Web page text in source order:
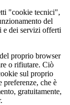
"cookie tecnici",
del
e dei servizi offerti
proprio browser
o rifiutare. Ciò
sul proprio
che è
gratuitamente,